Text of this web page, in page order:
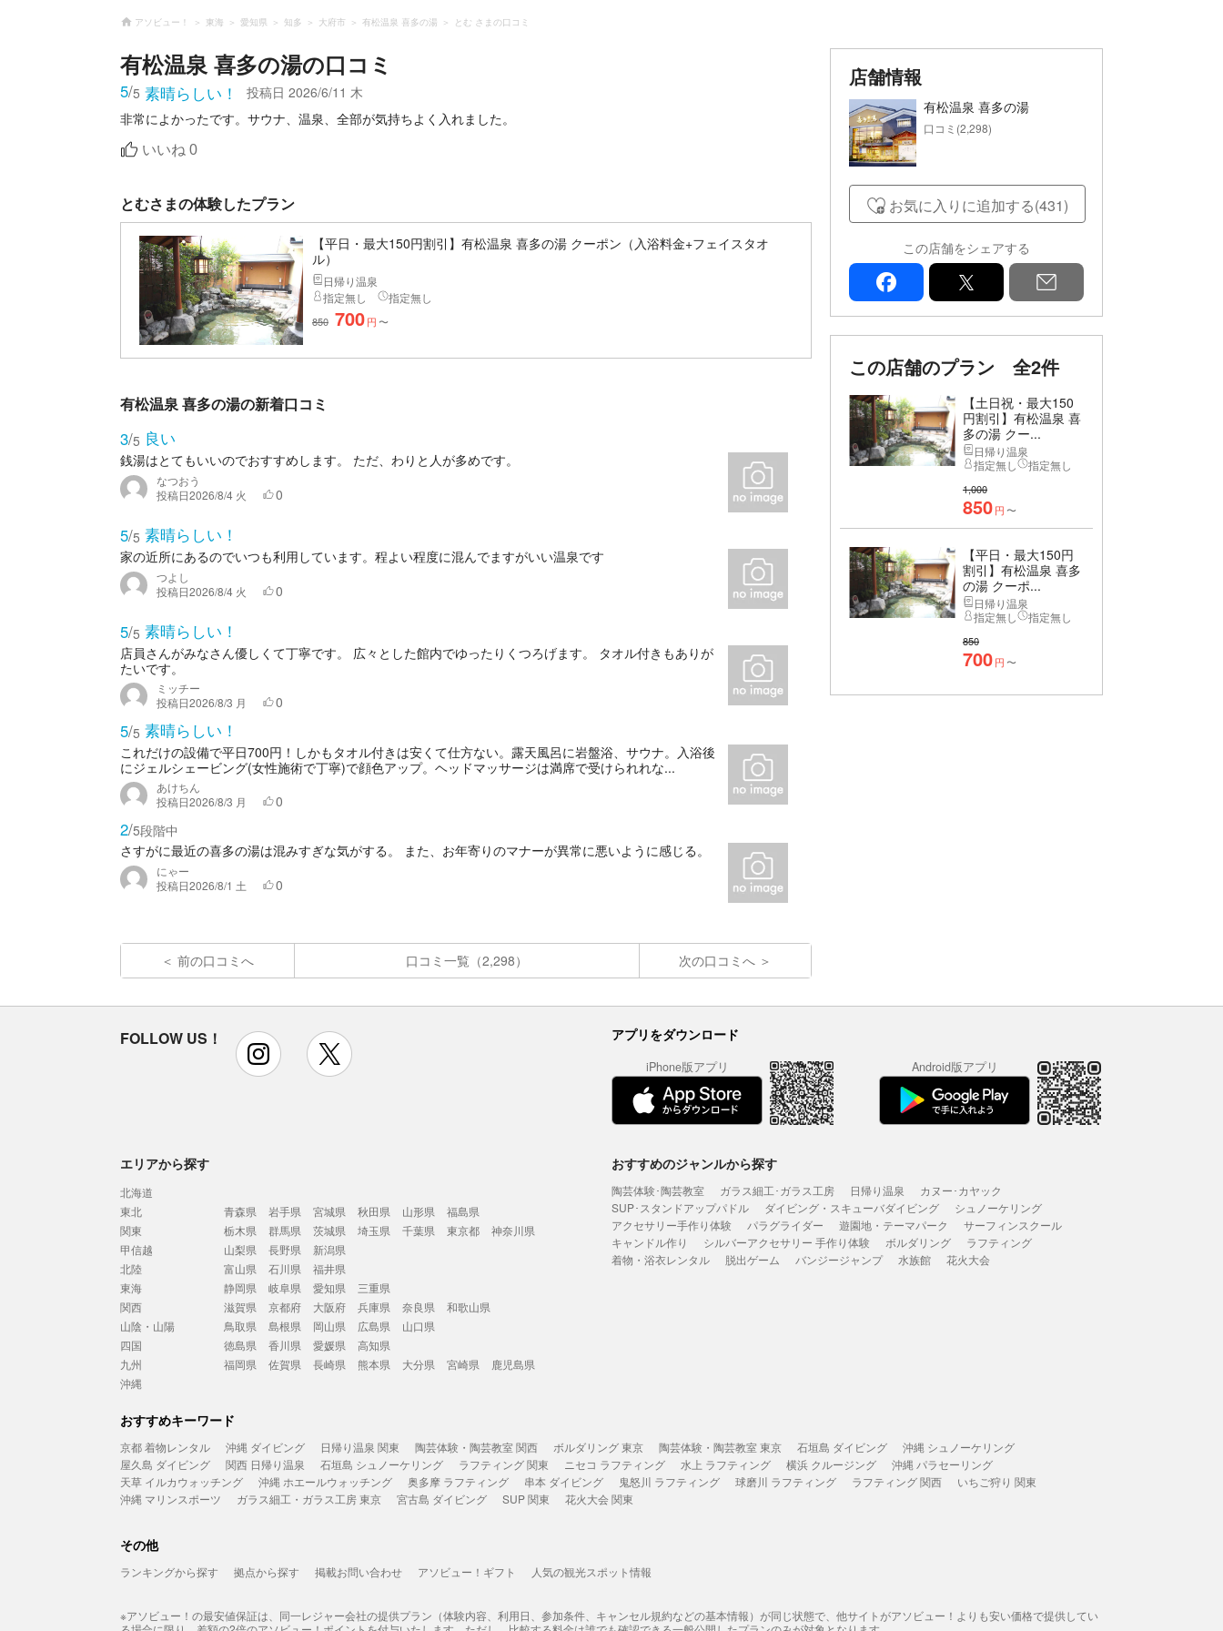
アソビュー！ 東海 愛知県 知多 大府市 有松温泉 喜多の湯 とむ さまの口コミ
有松温泉 喜多の湯の口コミ
5/5 素晴らしい！ 投稿日 2026/6/11 木
非常によかったです。サウナ、温泉、全部が気持ちよく入れました。
いいね 0
とむさまの体験したプラン
【平日・最大150円割引】有松温泉 喜多の湯 クーポン（入浴料金+フェイスタオ
ル）
日帰り温泉
指定無し
指定無し
850 700円 〜
有松温泉 喜多の湯の新着口コミ
3/5 良い
銭湯はとてもいいのでおすすめします。 ただ、わりと人が多めです。
なつおう
投稿日2026/8/4 火 0
5/5 素晴らしい！
家の近所にあるのでいつも利用しています。程よい程度に混んでますがいい温泉です
つよし
投稿日2026/8/4 火 0
5/5 素晴らしい！
店員さんがみなさん優しくて丁寧です。 広々とした館内でゆったりくつろげます。 タオル付きもありが
たいです。
ミッチー
投稿日2026/8/3 月 0
5/5 素晴らしい！
これだけの設備で平日700円！しかもタオル付きは安くて仕方ない。露天風呂に岩盤浴、サウナ。入浴後
にジェルシェービング(女性施術で丁寧)で顔色アップ。ヘッドマッサージは満席で受けられれな...
あけちん
投稿日2026/8/3 月 0
2/5段階中
さすがに最近の喜多の湯は混みすぎな気がする。 また、お年寄りのマナーが異常に悪いように感じる。
にゃー
投稿日2026/8/1 土 0
前の口コミへ 口コミ一覧（2,298） 次の口コミへ
店舗情報
有松温泉 喜多の湯
口コミ(2,298)
お気に入りに追加する(431)
この店舗をシェアする
facebook
この店舗のプラン 全2件
【土日祝・最大150
円割引】有松温泉 喜
多の湯 クー...
日帰り温泉
指定無し
指定無し
1,000
850円 〜
【平日・最大150円
割引】有松温泉 喜多
の湯 クーポ...
日帰り温泉
指定無し
指定無し
850
700円 〜
FOLLOW US！ instagram アプリをダウンロード
iPhone版アプリ Android版アプリ
エリアから探す
北海道
東北
青森県 岩手県 宮城県 秋田県 山形県
福島県
関東
栃木県 群馬県 茨城県 埼玉県 千葉県 東京都
神奈川県
甲信越
山梨県 長野県
新潟県
北陸
富山県 石川県
福井県
東海
静岡県 岐阜県 愛知県
三重県
関西
滋賀県 京都府 大阪府 兵庫県 奈良県
和歌山県
山陰・山陽
鳥取県 島根県 岡山県 広島県
山口県
四国
徳島県 香川県 愛媛県
高知県
九州
福岡県 佐賀県 長崎県 熊本県 大分県 宮崎県
鹿児島県
沖縄
おすすめのジャンルから探す
陶芸体験･陶芸教室 ガラス細工･ガラス工房 日帰り温泉
カヌー･カヤック
SUP･スタンドアップパドル
ダイビング・スキューバダイビング
シュノーケリング
アクセサリー手作り体験
パラグライダー 遊園地・テーマパーク
サーフィンスクール
キャンドル作り
シルバーアクセサリー 手作り体験 ボルダリング
ラフティング
着物・浴衣レンタル
脱出ゲーム バンジージャンプ 水族館 花火大会
おすすめキーワード
京都 着物レンタル 沖縄 ダイビング 日帰り温泉 関東 陶芸体験・陶芸教室 関西 ボルダリング 東京 陶芸体験・陶芸教室 東京 石垣島 ダイビング
沖縄 シュノーケリング
屋久島 ダイビング
関西 日帰り温泉 石垣島 シュノーケリング ラフティング 関東 ニセコ ラフティング 水上 ラフティング 横浜 クルージング
沖縄 パラセーリング
天草 イルカウォッチング
沖縄 ホエールウォッチング 奥多摩 ラフティング 串本 ダイビング 鬼怒川 ラフティング 球磨川 ラフティング ラフティング 関西
いちご狩り 関東
沖縄 マリンスポーツ
ガラス細工・ガラス工房 東京 宮古島 ダイビング SUP 関東 花火大会 関東
その他
ランキングから探す 拠点から探す 掲載お問い合わせ アソビュー！ギフト 人気の観光スポット情報
※アソビュー！の最安値保証は、同一レジャー会社の提供プラン（体験内容、利用日、参加条件、キャンセル規約などの基本情報）が同じ状態で、他サイトがアソビュー！よりも安い価格で提供してい